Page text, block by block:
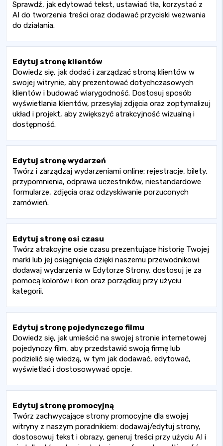
Sprawdź, jak edytować tekst, ustawiać tła, korzystać z
AI do tworzenia treści oraz dodawać przyciski wezwania
do działania.
Edytuj stronę klientów
Dowiedz się, jak dodać i zarządzać stroną klientów w
swojej witrynie, aby prezentować dotychczasowych
klientów i budować wiarygodność. Dostosuj sposób
wyświetlania klientów, przesyłaj zdjęcia oraz zoptymalizuj
układ i projekt, aby zwiększyć atrakcyjność wizualną i
dostępność.
Edytuj stronę wydarzeń
Twórz i zarządzaj wydarzeniami online: rejestracje, bilety,
przypomnienia, odprawa uczestników, niestandardowe
formularze, zdjęcia oraz odzyskiwanie porzuconych
zamówień.
Edytuj stronę osi czasu
Twórz atrakcyjne osie czasu prezentujące historię Twojej
marki lub jej osiągnięcia dzięki naszemu przewodnikowi:
dodawaj wydarzenia w Edytorze Strony, dostosuj je za
pomocą kolorów i ikon oraz porządkuj przy użyciu
kategorii.
Edytuj stronę pojedynczego filmu
Dowiedz się, jak umieścić na swojej stronie internetowej
pojedynczy film, aby przedstawić swoją firmę lub
podzielić się wiedzą, w tym jak dodawać, edytować,
wyświetlać i dostosowywać opcje.
Edytuj stronę promocyjną
Twórz zachwycające strony promocyjne dla swojej
witryny z naszym poradnikiem: dodawaj/edytuj strony,
dostosowuj tekst i obrazy, generuj treści przy użyciu AI i